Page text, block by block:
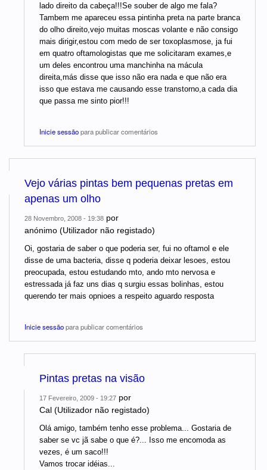
lado direito da cabeça!!!Se souber de algo me fala?
Tambem me apareceu essa pintinha preta na parte branca
do olho direito,vejo muitas moscas volante e não consigo
mais dirigir,estou com medo de ser toxoplasmose, ja fui
em quatro oftamologistas que me solicitaram exames,e
um deles encontrou uma manchinha na mácula
direita,más disse que isso não era nada e que não era
isso que estava me causando esse transtorno,a cada dia
que passa me sinto pior!!!
Inicie sessãopara publicar comentários
Vejo várias pintas bem pequenas pretas em
apenas um olho
28 Novembro, 2008 - 19:38 por
anónimo (Utilizador não registado)
Oi, gostaria de saber o que poderia ser, fui no oftamol e ele
disse de uma bacteria, disse q poderia deixar lesoes, estou
preocupada, estou estudando mto, ando mto nervosa e
estressada já faz uns dias q surgiu essas bolinhas, estou
querendo ter mais opnioes a respeito aguardo resposta
Inicie sessãopara publicar comentários
Pintas pretas na visão
17 Fevereiro, 2009 - 19:27 por
Cal (Utilizador não registado)
Olá amigo, também tenho esse problema... Gostaria de
saber se vc jã sabe o que é?... Isso me encomoda as
vezes, é um saco!!!
Vamos trocar idéias...